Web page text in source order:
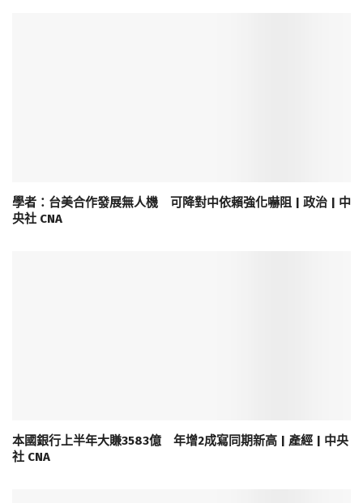
學者：台美合作發展無人機 可降對中依賴強化嚇阻 | 政治 | 中
央社 CNA
本國銀行上半年大賺3583億 年增2成寫同期新高 | 產經 | 中央
社 CNA